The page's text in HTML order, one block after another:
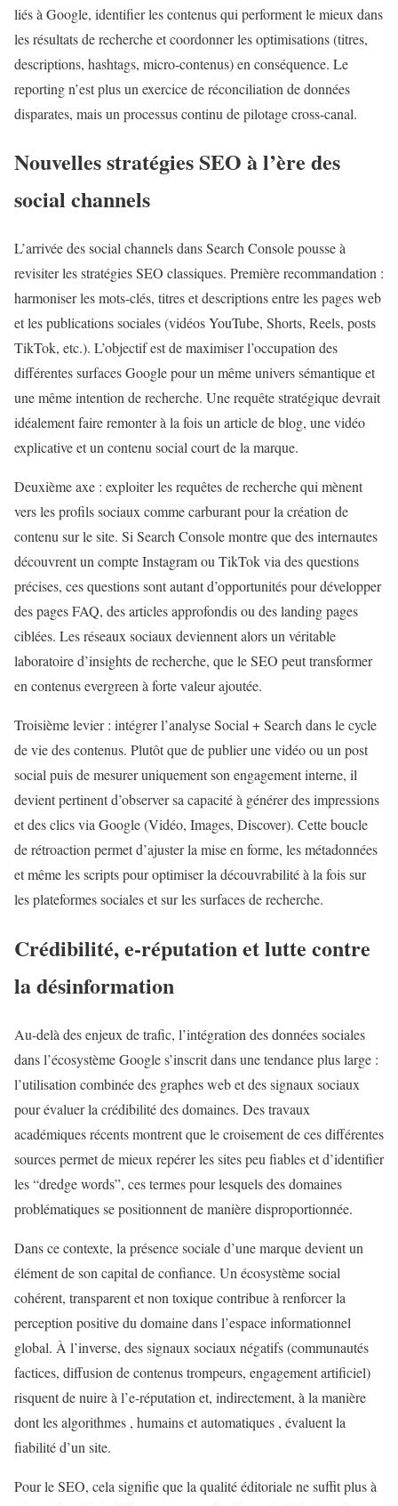
liés à Google, identifier les contenus qui performent le mieux dans
les résultats de recherche et coordonner les optimisations (titres,
descriptions, hashtags, micro-contenus) en conséquence. Le
reporting n’est plus un exercice de réconciliation de données
disparates, mais un processus continu de pilotage cross-canal.
Nouvelles stratégies SEO à l’ère des
social channels
L’arrivée des social channels dans Search Console pousse à
revisiter les stratégies SEO classiques. Première recommandation :
harmoniser les mots-clés, titres et descriptions entre les pages web
et les publications sociales (vidéos YouTube, Shorts, Reels, posts
TikTok, etc.). L’objectif est de maximiser l’occupation des
différentes surfaces Google pour un même univers sémantique et
une même intention de recherche. Une requête stratégique devrait
idéalement faire remonter à la fois un article de blog, une vidéo
explicative et un contenu social court de la marque.
Deuxième axe : exploiter les requêtes de recherche qui mènent
vers les profils sociaux comme carburant pour la création de
contenu sur le site. Si Search Console montre que des internautes
découvrent un compte Instagram ou TikTok via des questions
précises, ces questions sont autant d’opportunités pour développer
des pages FAQ, des articles approfondis ou des landing pages
ciblées. Les réseaux sociaux deviennent alors un véritable
laboratoire d’insights de recherche, que le SEO peut transformer
en contenus evergreen à forte valeur ajoutée.
Troisième levier : intégrer l’analyse Social + Search dans le cycle
de vie des contenus. Plutôt que de publier une vidéo ou un post
social puis de mesurer uniquement son engagement interne, il
devient pertinent d’observer sa capacité à générer des impressions
et des clics via Google (Vidéo, Images, Discover). Cette boucle
de rétroaction permet d’ajuster la mise en forme, les métadonnées
et même les scripts pour optimiser la découvrabilité à la fois sur
les plateformes sociales et sur les surfaces de recherche.
Crédibilité, e-réputation et lutte contre
la désinformation
Au-delà des enjeux de trafic, l’intégration des données sociales
dans l’écosystème Google s’inscrit dans une tendance plus large :
l’utilisation combinée des graphes web et des signaux sociaux
pour évaluer la crédibilité des domaines. Des travaux
académiques récents montrent que le croisement de ces différentes
sources permet de mieux repérer les sites peu fiables et d’identifier
les “dredge words”, ces termes pour lesquels des domaines
problématiques se positionnent de manière disproportionnée.
Dans ce contexte, la présence sociale d’une marque devient un
élément de son capital de confiance. Un écosystème social
cohérent, transparent et non toxique contribue à renforcer la
perception positive du domaine dans l’espace informationnel
global. À l’inverse, des signaux sociaux négatifs (communautés
factices, diffusion de contenus trompeurs, engagement artificiel)
risquent de nuire à l’e-réputation et, indirectement, à la manière
dont les algorithmes , humains et automatiques , évaluent la
fiabilité d’un site.
Pour le SEO, cela signifie que la qualité éditoriale ne suffit plus à